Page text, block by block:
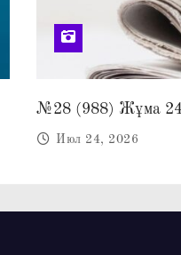
№28 (988) Жұма 24
Июл 24, 2026